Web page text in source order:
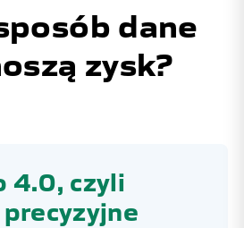
dane
zysk?
4.0, czyli